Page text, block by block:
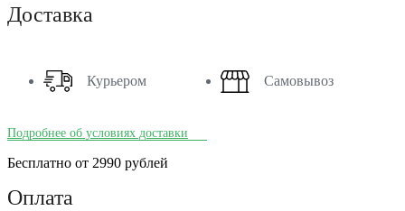
Доставка
Курьером Самовывоз
Подробнее об условиях доставки
Бесплатно от 2990 рублей
Оплата